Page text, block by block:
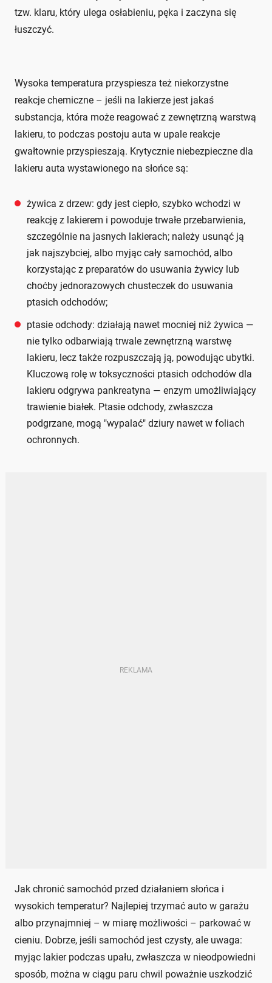
tzw. klaru, który ulega osłabieniu, pęka i zaczyna się
łuszczyć.
Wysoka temperatura przyspiesza też niekorzystne
reakcje chemiczne – jeśli na lakierze jest jakaś
substancja, która może reagować z zewnętrzną warstwą
lakieru, to podczas postoju auta w upale reakcje
gwałtownie przyspieszają. Krytycznie niebezpieczne dla
lakieru auta wystawionego na słońce są:
żywica z drzew: gdy jest ciepło, szybko wchodzi w
reakcję z lakierem i powoduje trwałe przebarwienia,
szczególnie na jasnych lakierach; należy usunąć ją
jak najszybciej, albo myjąc cały samochód, albo
korzystając z preparatów do usuwania żywicy lub
choćby jednorazowych chusteczek do usuwania
ptasich odchodów;
ptasie odchody: działają nawet mocniej niż żywica —
nie tylko odbarwiają trwale zewnętrzną warstwę
lakieru, lecz także rozpuszczają ją, powodując ubytki.
Kluczową rolę w toksyczności ptasich odchodów dla
lakieru odgrywa pankreatyna — enzym umożliwiający
trawienie białek. Ptasie odchody, zwłaszcza
podgrzane, mogą "wypalać" dziury nawet w foliach
ochronnych.
Jak chronić samochód przed działaniem słońca i
wysokich temperatur? Najlepiej trzymać auto w garażu
albo przynajmniej – w miarę możliwości – parkować w
cieniu. Dobrze, jeśli samochód jest czysty, ale uwaga:
myjąc lakier podczas upału, zwłaszcza w nieodpowiedni
sposób, można w ciągu paru chwil poważnie uszkodzić